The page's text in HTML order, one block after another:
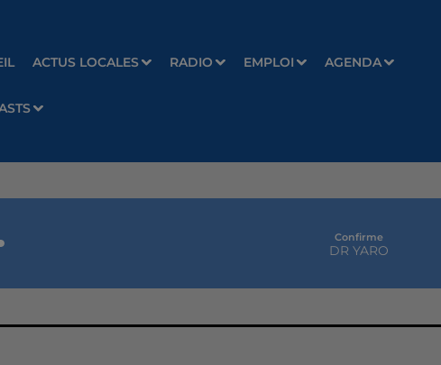
ACTUS LOCALES RADIO EMPLOI AGENDA
Confirme
DR YARO